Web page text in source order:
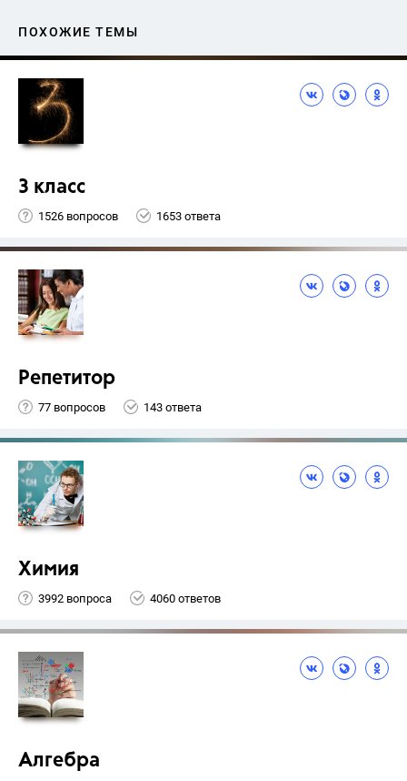
ПОХОЖИЕ ТЕМЫ
3 класс
1526 вопросов 1653 ответа
Репетитор
77 вопросов 143 ответа
Химия
3992 вопроса 4060 ответов
Алгебра